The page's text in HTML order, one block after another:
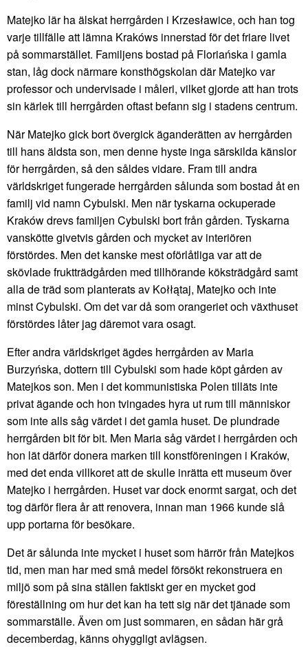
Matejko lär ha älskat herrgården i Krzesławice, och han tog
varje tillfälle att lämna Krakóws innerstad för det friare livet
på sommarstället. Familjens bostad på Floriańska i gamla
stan, låg dock närmare konsthögskolan där Matejko var
professor och undervisade i måleri, vilket gjorde att han trots
sin kärlek till herrgården oftast befann sig i stadens centrum.
När Matejko gick bort övergick äganderätten av herrgården
till hans äldsta son, men denne hyste inga särskilda känslor
för herrgården, så den såldes vidare. Fram till andra
världskriget fungerade herrgården sålunda som bostad åt en
familj vid namn Cybulski. Men när tyskarna ockuperade
Kraków drevs familjen Cybulski bort från gården. Tyskarna
vanskötte givetvis gården och mycket av interiören
förstördes. Men det kanske mest oförlåtliga var att de
skövlade fruktträdgården med tillhörande köksträdgård samt
alla de träd som planterats av Kołłątaj, Matejko och inte
minst Cybulski. Om det var då som orangeriet och växthuset
förstördes låter jag däremot vara osagt.
Efter andra världskriget ägdes herrgården av Maria
Burzyńska, dottern till Cybulski som hade köpt gården av
Matejkos son. Men i det kommunistiska Polen tilläts inte
privat ägande och hon tvingades hyra ut rum till människor
som inte alls såg värdet i det gamla huset. De plundrade
herrgården bit för bit. Men Maria såg värdet i herrgården och
hon lät därför donera marken till konstföreningen i Kraków,
med det enda villkoret att de skulle inrätta ett museum över
Matejko i herrgården. Huset var dock enormt sargat, och det
tog därför flera år att renovera, innan man 1966 kunde slå
upp portarna för besökare.
Det är sålunda inte mycket i huset som härrör från Matejkos
tid, men man har med små medel försökt rekonstruera en
miljö som på sina ställen faktiskt ger en mycket god
föreställning om hur det kan ha tett sig när det tjänade som
sommarställe. Även om just sommaren, en sådan här grå
decemberdag, känns ohyggligt avlägsen.